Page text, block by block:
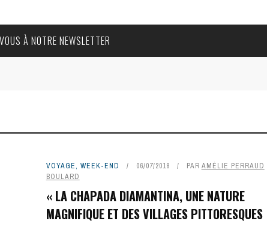
À NOTRE NEWSLETTER
VOYAGE, WEEK-END 06/07/2018 PAR AMÉLIE PERRAUD
BOULARD
« LA CHAPADA DIAMANTINA, UNE NATURE
MAGNIFIQUE ET DES VILLAGES PITTORESQUES